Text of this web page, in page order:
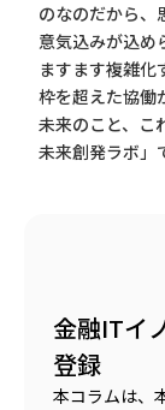
のなのだから、
意気込みが込め
ますます複雑化
枠を超えた協働
未来のこと、こ
未来創発ラボ」
金融ITイ
登録
本コラムは、